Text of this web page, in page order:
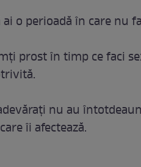
ai o perioadă în care nu
prost în timp ce faci
nu au
îi afectează.